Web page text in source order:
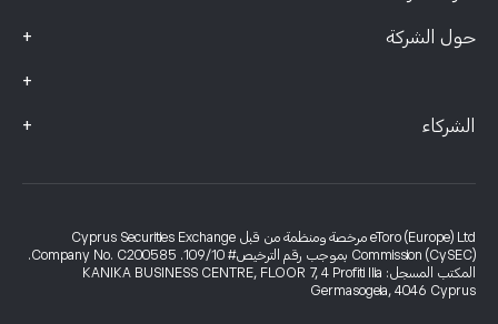
حول الشركة +
+
الشركاء +
eToro (Europe) Ltd مرخصة ومنظمة من قبل Cyprus Securities Exchange
Commission (CySEC) بموجب رقم الترخيص# 109/10. Company No. C200585.
المكتب المسجل: KANIKA BUSINESS CENTRE, FLOOR 7, 4 Profiti Ilia
Germasogeia, 4046 Cyprus